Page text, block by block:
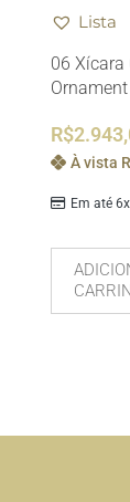
Lista
06 Xícara
R$
Em até
À vista